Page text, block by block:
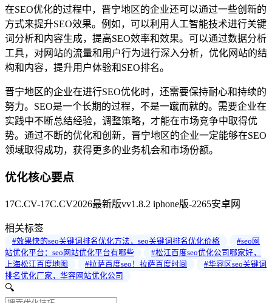
在SEO优化的过程中，晋宁地区的企业还可以通过一些创新的
方式来提升SEO效果。例如，可以利用人工智能技术进行关键
词分析和内容生成，提高SEO效率和效果。可以通过数据分析
工具，对网站的流量和用户行为进行深入分析，优化网站的结
构和内容，提升用户体验和SEO排名。
晋宁地区的企业在进行SEO优化时，还需要保持耐心和持续的
努力。SEO是一个长期的过程，不是一蹴而就的。需要企业在
实践中不断总结经验，调整策略，才能在市场竞争中取得优
势。通过不断的优化和创新，晋宁地区的企业一定能够在SEO
领域取得成功，获得更多的业务机会和市场份额。
优化核心要点
17C.CV-17C.CV2026最新版vv1.8.2 iphone版-2265安卓网
相关标签
#效果快的seo关键词排名优化方法，seo关键词排名优化价格
#seo网
站优化平台：seo网站优化平台有哪些
#松江百度seo优化公司哪家好，
上海松江百度地图
#拉萨百度seo！拉萨百度时间
#华容区seo关键词
排名优化厂家，华容网站优化公司
🔍